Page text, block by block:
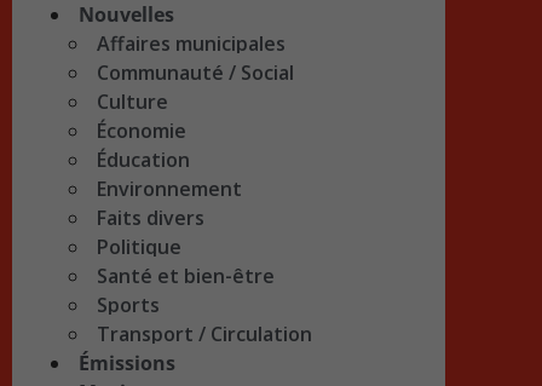
Nouvelles
Affaires municipales
Communauté / Social
Culture
Économie
Éducation
Environnement
Faits divers
Politique
Santé et bien-être
Sports
Transport / Circulation
Émissions